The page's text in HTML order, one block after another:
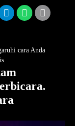
cara Anda